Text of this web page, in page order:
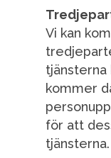
Vi kan
tjänsterna
kommer
för att
tjänsterna.